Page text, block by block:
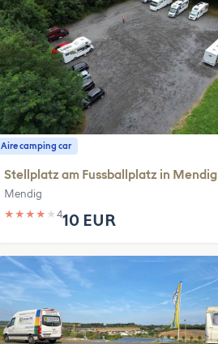
Aire camping car
Stellplatz am Fussballplatz in Mendig
Mendig
★ ★ ★ ★ ★ 410 EUR